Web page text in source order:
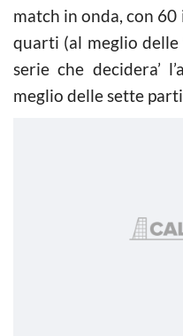
match in onda, con
quarti (al meglio
serie che decidera’
meglio delle sette